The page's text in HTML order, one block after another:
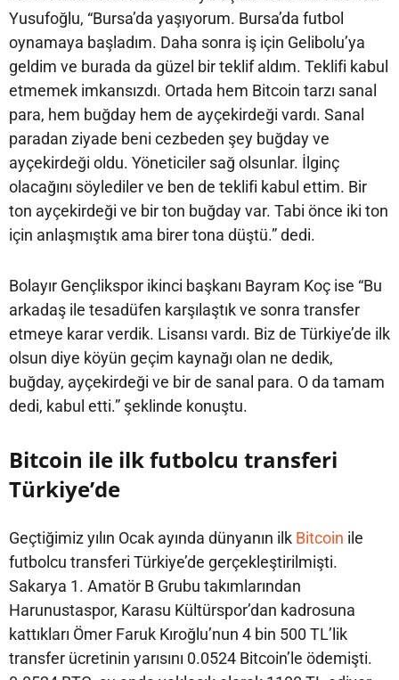
Yusufoğlu, “Bursa’da yaşıyorum. Bursa’da futbol
oynamaya başladım. Daha sonra iş için Gelibolu’ya
geldim ve burada da güzel bir teklif aldım. Teklifi kabul
etmemek imkansızdı. Ortada hem Bitcoin tarzı sanal
para, hem buğday hem de ayçekirdeği vardı. Sanal
paradan ziyade beni cezbeden şey buğday ve
ayçekirdeği oldu. Yöneticiler sağ olsunlar. İlginç
olacağını söylediler ve ben de teklifi kabul ettim. Bir
ton ayçekirdeği ve bir ton buğday var. Tabi önce iki ton
için anlaşmıştık ama birer tona düştü.” dedi.
Bolayır Gençlikspor ikinci başkanı Bayram Koç ise “Bu
arkadaş ile tesadüfen karşılaştık ve sonra transfer
etmeye karar verdik. Lisansı vardı. Biz de Türkiye’de ilk
olsun diye köyün geçim kaynağı olan ne dedik,
buğday, ayçekirdeği ve bir de sanal para. O da tamam
dedi, kabul etti.” şeklinde konuştu.
Bitcoin ile ilk futbolcu transferi
Türkiye’de
Geçtiğimiz yılın Ocak ayında dünyanın ilk Bitcoin ile
futbolcu transferi Türkiye’de gerçekleştirilmişti.
Sakarya 1. Amatör B Grubu takımlarından
Harunustaspor, Karasu Kültürspor’dan kadrosuna
kattıkları Ömer Faruk Kıroğlu’nun 4 bin 500 TL’lik
transfer ücretinin yarısını 0.0524 Bitcoin’le ödemişti.